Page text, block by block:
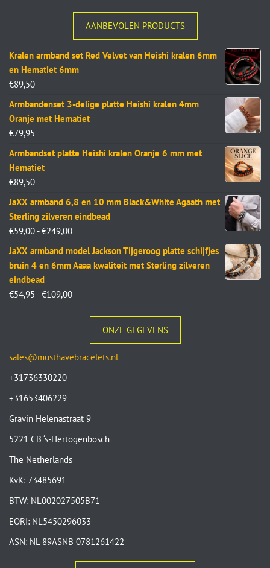
AANBEVOLEN PRODUCTS
Kralen armband set Red Velvet van Heishi kralen 6mm
en Hematiet 6mm
€89,50
Armbandenset 3-delige platte Heishi kralen 4mm
Oranje met Hematiet
€79,95
Armbandset platte Heishi kralen Oranje 6 mm met
Hematiet
€89,50
JaXX armband 6,8 en 10 mm Black&White Agaath met
Sterling zilveren eindbead
€59,00 - €249,00
JaXX armband model Jackson Tijgeroog platte schijfjes
bruin 4 en 6mm Aaaa kwaliteit met Sterling zilveren
eindbead
€54,95 - €109,00
ONZE GEGEVENS
sales@musthavebracelets.nl
+31736330220
+31653406229
Gravin Helenastraat 9
5221 CB ‘s-Hertogenbosch
The Netherlands
KvK: 73485691
BTW: NL002027505B71
EORI: NL5450296033
ASN: NL 89ASNB 0781261422